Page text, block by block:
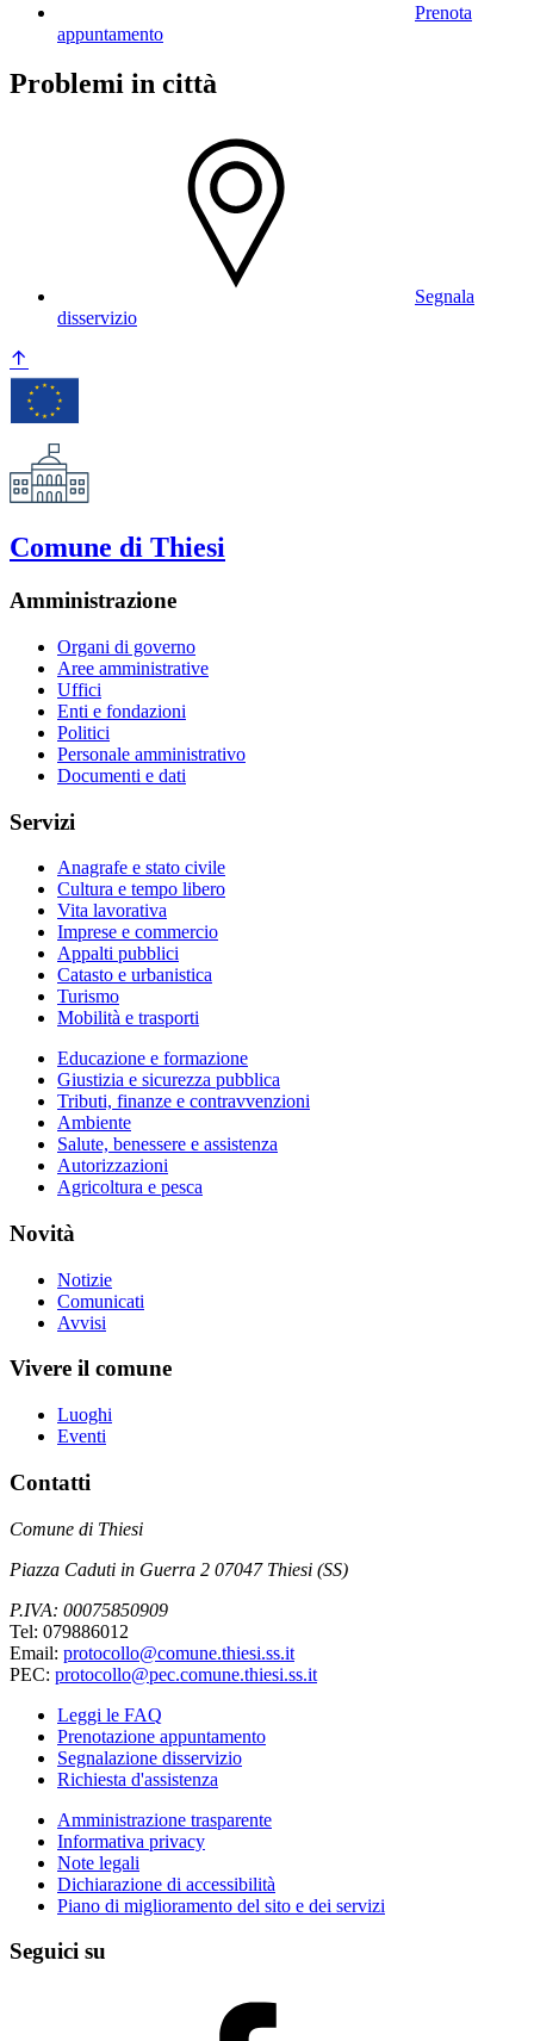
Prenota
appuntamento
Problemi in città
Segnala
disservizio
Comune di Thiesi
Amministrazione
Organi di governo
Aree amministrative
Uffici
Enti e fondazioni
Politici
Personale amministrativo
Documenti e dati
Servizi
Anagrafe e stato civile
Cultura e tempo libero
Vita lavorativa
Imprese e commercio
Appalti pubblici
Catasto e urbanistica
Turismo
Mobilità e trasporti
Educazione e formazione
Giustizia e sicurezza pubblica
Tributi, finanze e contravvenzioni
Ambiente
Salute, benessere e assistenza
Autorizzazioni
Agricoltura e pesca
Novità
Notizie
Comunicati
Avvisi
Vivere il comune
Luoghi
Eventi
Contatti
Comune di Thiesi
Piazza Caduti in Guerra 2 07047 Thiesi (SS)
P.IVA: 00075850909
Tel: 079886012
Email: protocollo@comune.thiesi.ss.it
PEC: protocollo@pec.comune.thiesi.ss.it
Leggi le FAQ
Prenotazione appuntamento
Segnalazione disservizio
Richiesta d'assistenza
Amministrazione trasparente
Informativa privacy
Note legali
Dichiarazione di accessibilità
Piano di miglioramento del sito e dei servizi
Seguici su